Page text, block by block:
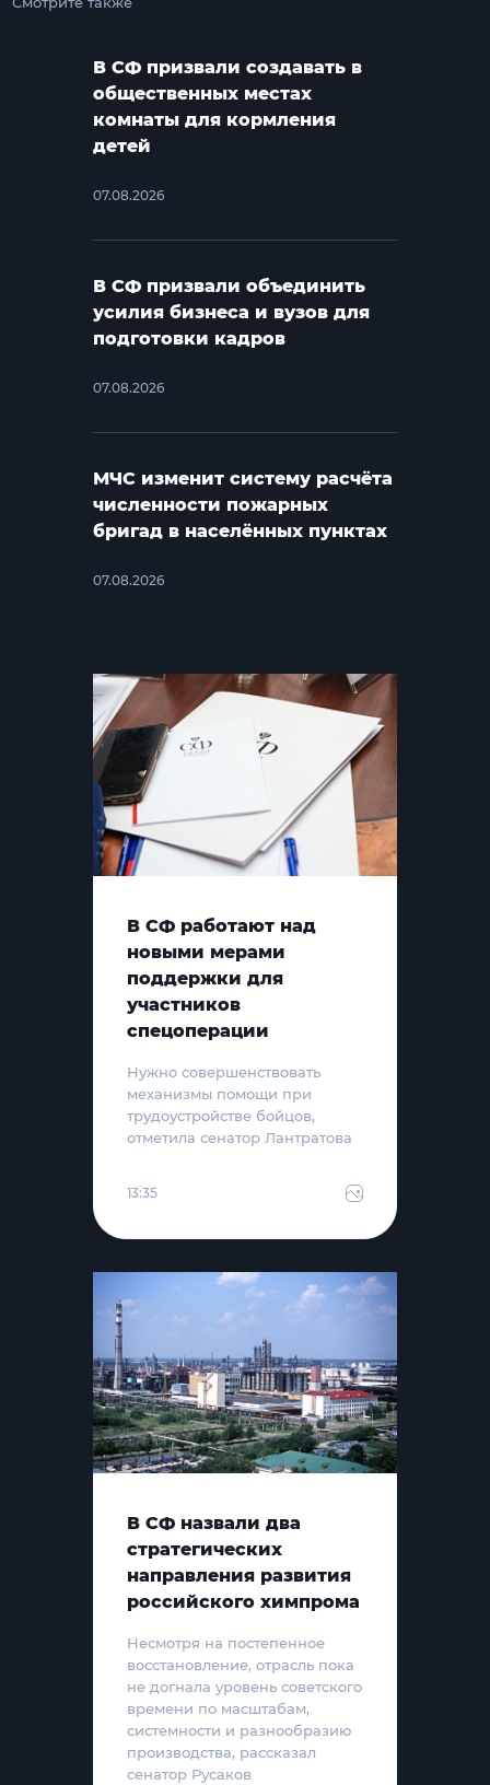
В СФ призвали создавать в
общественных местах
комнаты для кормления
детей
07.08.2026
В СФ призвали объединить
усилия бизнеса и вузов для
подготовки кадров
07.08.2026
МЧС изменит систему расчёта
численности пожарных
бригад в населённых пунктах
07.08.2026
В СФ работают над
новыми мерами
поддержки для
участников
спецоперации
Нужно совершенствовать
механизмы помощи при
трудоустройстве бойцов,
отметила сенатор Лантратова
13:35
В СФ назвали два
стратегических
направления развития
российского химпрома
Несмотря на постепенное
восстановление, отрасль пока
не догнала уровень советского
времени по масштабам,
системности и разнообразию
производства, рассказал
сенатор Русаков